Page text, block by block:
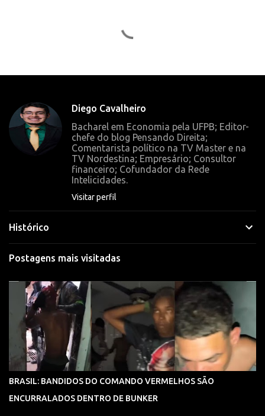
á
Diego Cavalheiro
Bacharel em Economia pela UFPB; Editor-
chefe do blog Pensando Direita;
Comentarista político na TV Master e na
TV Nordestina; Empresário; Consultor
financeiro; Cofundador da Rede
Intelicidades.
Visitar perfil
Histórico
Postagens mais visitadas
BRASIL: BANDIDOS DO COMANDO VERMELHOS SÃO
ENCURRALADOS DENTRO DE BUNKER